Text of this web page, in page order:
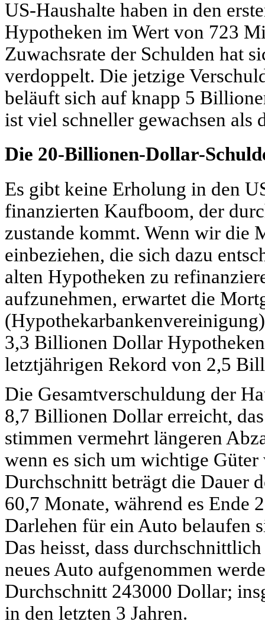
US-Haushalte haben in den
Hypotheken im Wert von 723
Zuwachsrate der Schulden hat
verdoppelt. Die jetzige
beläuft sich auf knapp 5
ist viel schneller gewachsen als
Die 20-Billionen-Dollar-
Es gibt keine Erholung in den
finanzierten Kaufboom, der
zustande kommt. Wenn wir die
einbeziehen, die sich dazu
alten Hypotheken zu
aufzunehmen, erwartet die
3,3 Billionen Dollar
letztjährigen Rekord von 2,5
Die Gesamtverschuldung der
8,7 Billionen Dollar erreicht,
stimmen vermehrt längeren
wenn es sich um wichtige
Durchschnitt beträgt die Dauer
60,7 Monate, während es Ende
Darlehen für ein Auto belaufen
Das heisst, dass
neues Auto aufgenommen
Durchschnitt 243000 Dollar;
in den letzten 3 Jahren.